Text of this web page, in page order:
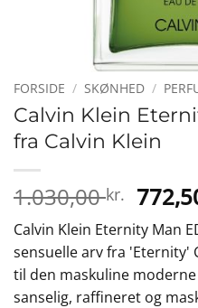
FORSIDE / SKØNHED /
Calvin Klein
fra Calvin Klein
1.030,00kr. Den
pris
var:
Calvin Klein Eternity Man
sensuelle arv fra 'Eternity'
til den maskuline
sanselig, raffineret og